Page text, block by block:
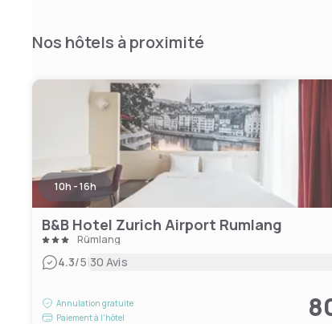
Nos hôtels à proximité
10h - 16h
B&B Hotel Zurich Airport Rumlang
Rümlang
4.3/5|30 Avis
Annulation gratuite
Paiement à l'hôtel